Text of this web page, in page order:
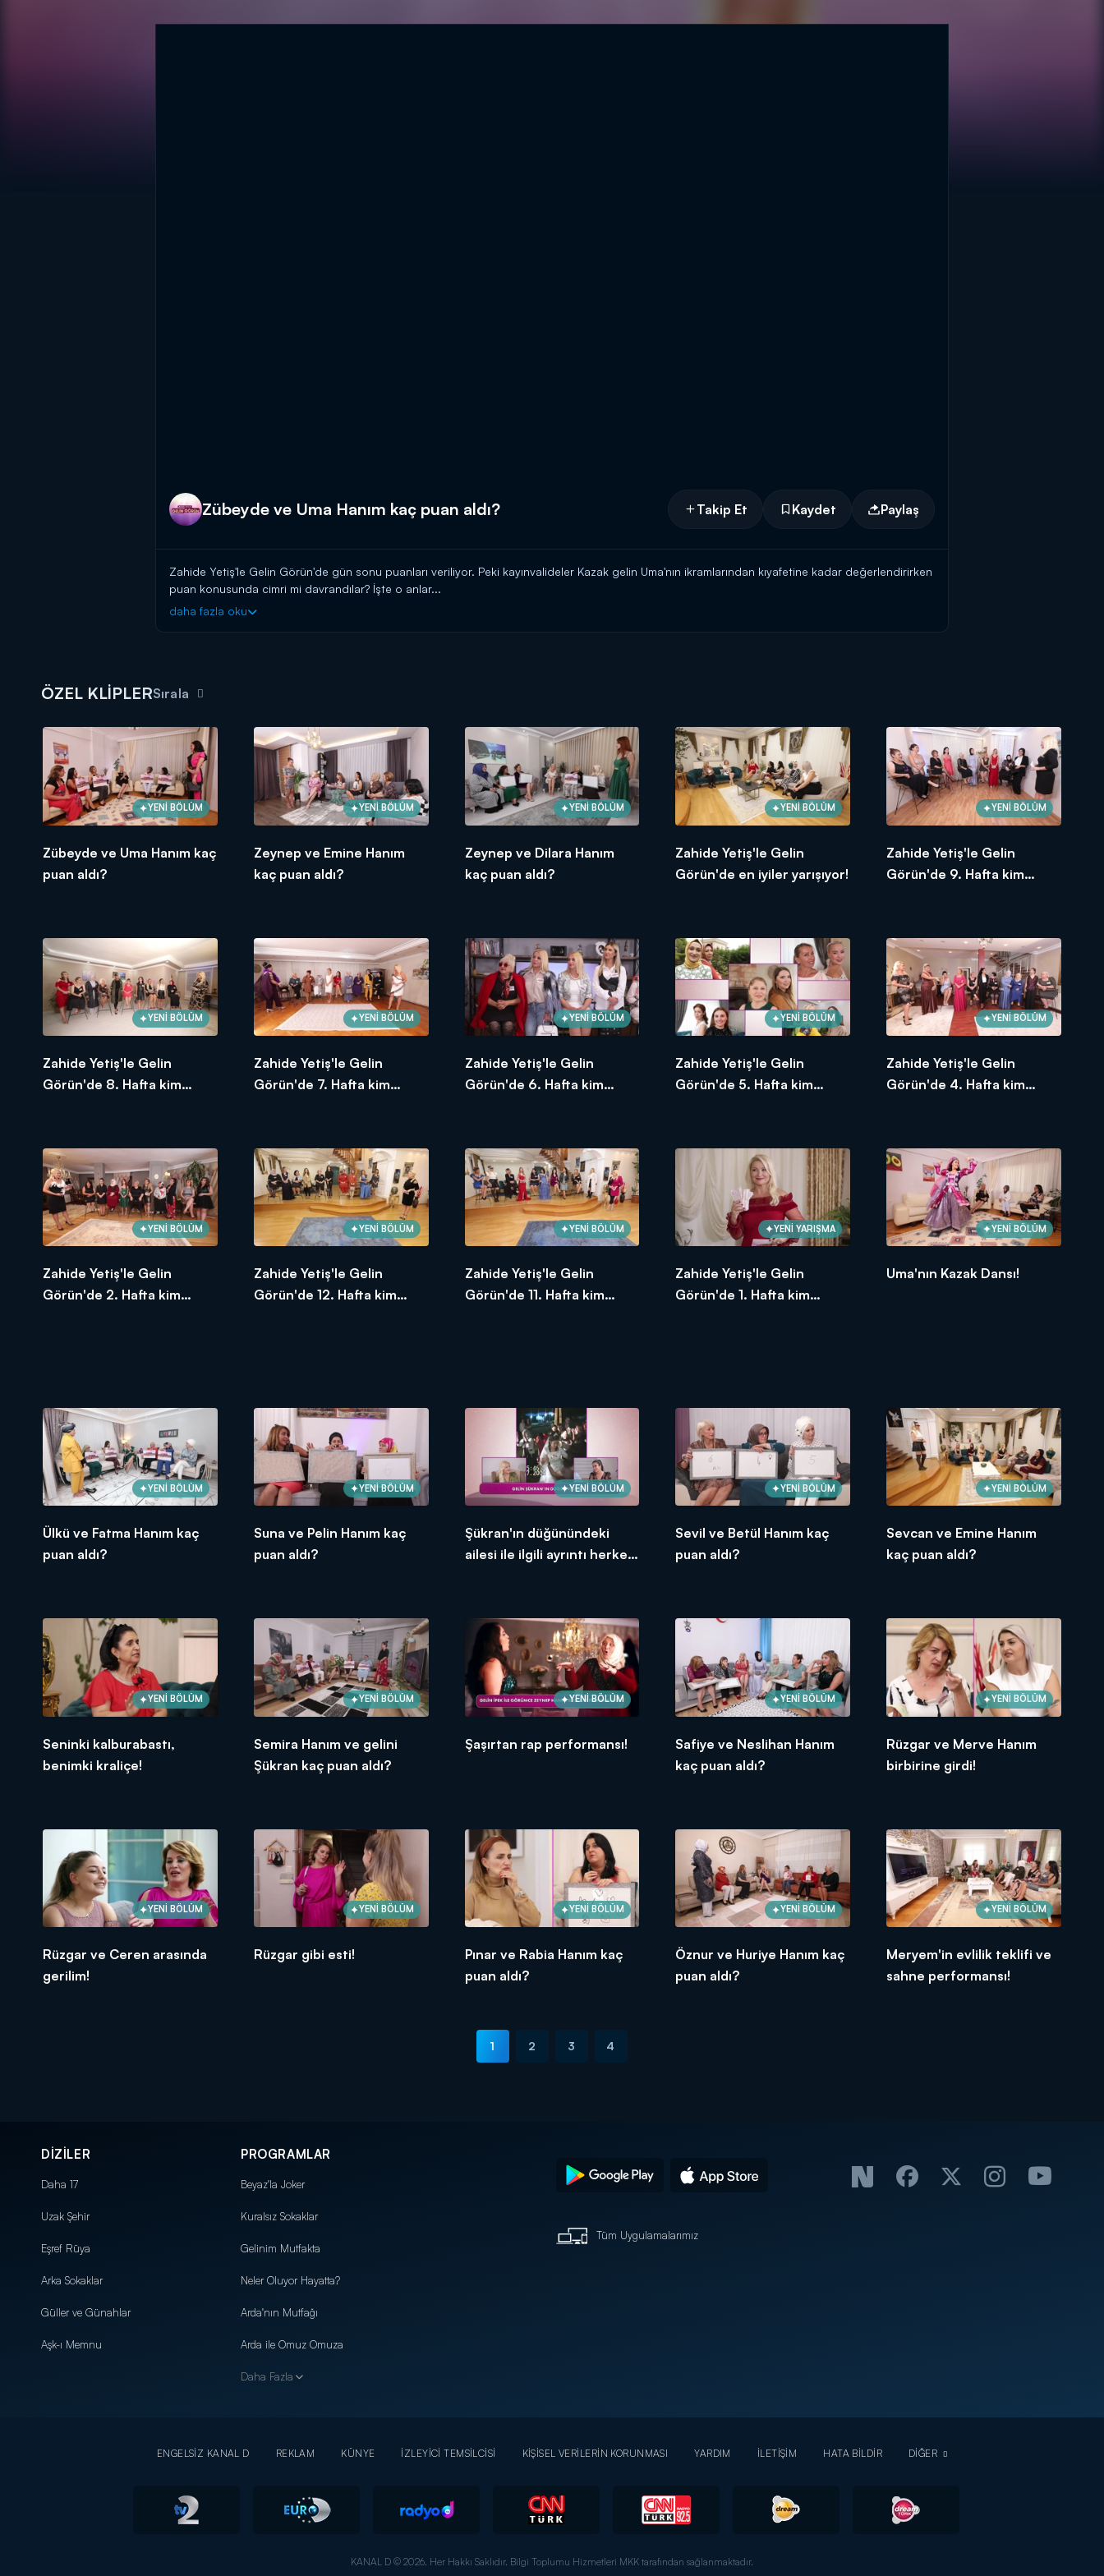
Zübeyde ve Uma Hanım kaç puan aldı? Takip Et Kaydet Paylaş
Zahide Yetiş'le Gelin Görün'de gün sonu puanları veriliyor. Peki kayınvalideler Kazak gelin Uma'nın ikramlarından kıyafetine kadar değerlendirirken
puan konusunda cimri mi davrandılar? İşte o anlar...
Moda konusunda en iddialı kayınvalideler ile hamaratlığına, temizliğine ve misafirperverliğine en güvenen gelinler,
daha fazla oku
ÖZEL KLİPLERSırala
YENİ BÖLÜM
Zübeyde ve Uma Hanım kaç
puan aldı?
YENİ BÖLÜM
Zeynep ve Emine Hanım
kaç puan aldı?
YENİ BÖLÜM
Zeynep ve Dilara Hanım
kaç puan aldı?
YENİ BÖLÜM
Zahide Yetiş'le Gelin
Görün'de en iyiler yarışıyor!
YENİ BÖLÜM
Zahide Yetiş'le Gelin
Görün'de 9. Hafta kim
YENİ BÖLÜM
Zahide Yetiş'le Gelin
Görün'de 8. Hafta kim
YENİ BÖLÜM
Zahide Yetiş'le Gelin
Görün'de 7. Hafta kim
YENİ BÖLÜM
Zahide Yetiş'le Gelin
Görün'de 6. Hafta kim
YENİ BÖLÜM
Zahide Yetiş'le Gelin
Görün'de 5. Hafta kim
YENİ BÖLÜM
Zahide Yetiş'le Gelin
Görün'de 4. Hafta kim
YENİ BÖLÜM
Zahide Yetiş'le Gelin
Görün'de 2. Hafta kim
YENİ BÖLÜM
Zahide Yetiş'le Gelin
Görün'de 12. Hafta kim
YENİ BÖLÜM
Zahide Yetiş'le Gelin
Görün'de 11. Hafta kim
YENİ YARIŞMA
Zahide Yetiş'le Gelin
Görün'de 1. Hafta kim
YENİ BÖLÜM
Uma'nın Kazak Dansı!
YENİ BÖLÜM
Ülkü ve Fatma Hanım kaç
puan aldı?
YENİ BÖLÜM
Suna ve Pelin Hanım kaç
puan aldı?
YENİ BÖLÜM
Şükran'ın düğünündeki
ailesi ile ilgili ayrıntı herkesi
YENİ BÖLÜM
Sevil ve Betül Hanım kaç
puan aldı?
YENİ BÖLÜM
Sevcan ve Emine Hanım
kaç puan aldı?
YENİ BÖLÜM
Seninki kalburabastı,
benimki kraliçe!
YENİ BÖLÜM
Semira Hanım ve gelini
Şükran kaç puan aldı?
YENİ BÖLÜM
Şaşırtan rap performansı!
YENİ BÖLÜM
Safiye ve Neslihan Hanım
kaç puan aldı?
YENİ BÖLÜM
Rüzgar ve Merve Hanım
birbirine girdi!
YENİ BÖLÜM
Rüzgar ve Ceren arasında
gerilim!
YENİ BÖLÜM
Rüzgar gibi esti!
YENİ BÖLÜM
Pınar ve Rabia Hanım kaç
puan aldı?
YENİ BÖLÜM
Öznur ve Huriye Hanım kaç
puan aldı?
YENİ BÖLÜM
Meryem'in evlilik teklifi ve
sahne performansı!
1 2 3 4
DİZİLER
Daha 17
Uzak Şehir
Eşref Rüya
Arka Sokaklar
Güller ve Günahlar
Aşk-ı Memnu
PROGRAMLAR
Beyaz'la Joker
Kuralsız Sokaklar
Gelinim Mutfakta
Neler Oluyor Hayatta?
Arda'nın Mutfağı
Arda ile Omuz Omuza
Daha Fazla
Tüm Uygulamalarımız
ENGELSİZ KANAL D REKLAM KÜNYE İZLEYİCİ TEMSİLCİSİ KİŞİSEL VERİLERİN KORUNMASI YARDIM İLETİŞİM HATA BİLDİR DİĞER
KANAL D © 2026. Her Hakkı Saklıdır. Bilgi Toplumu Hizmetleri MKK tarafından sağlanmaktadır.